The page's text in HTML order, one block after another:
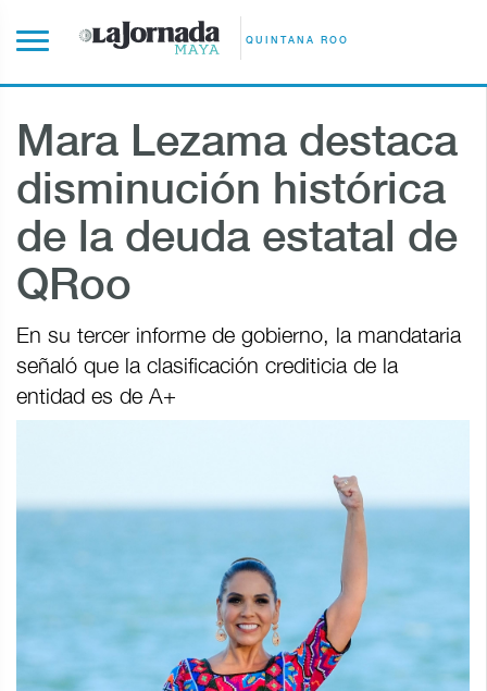
QUINTANA ROO
Mara Lezama destaca
disminución histórica
de la deuda estatal de
QRoo
En su tercer informe de gobierno, la mandataria
señaló que la clasificación crediticia de la
entidad es de A+